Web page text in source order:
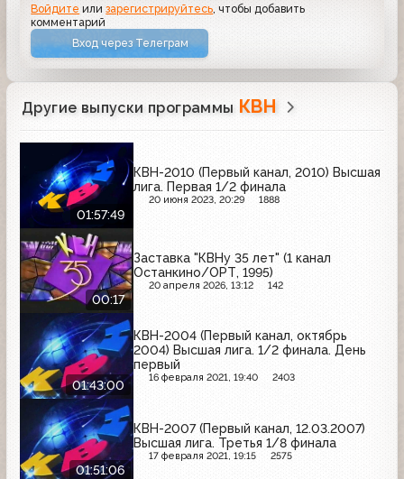
Войдите илизарегистрируйтесь , чтобы добавить
комментарий
Вход через Телеграм
Другие выпуски программы КВН
01:57:49
КВН-2010 (Первый канал, 2010) Высшая
лига. Первая 1/2 финала
20 июня 2023, 20:29 1888
00:17
Заставка "КВНу 35 лет" (1 канал
Останкино/ОРТ, 1995)
20 апреля 2026, 13:12 142
01:43:00
КВН-2004 (Первый канал, октябрь
2004) Высшая лига. 1/2 финала. День
первый
16 февраля 2021, 19:40 2403
01:51:06
КВН-2007 (Первый канал, 12.03.2007)
Высшая лига. Третья 1/8 финала
17 февраля 2021, 19:15 2575